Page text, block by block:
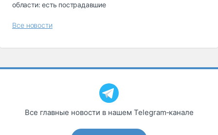
области: есть пострадавшие
Все новости
Все главные новости в нашем Telegram‑канале